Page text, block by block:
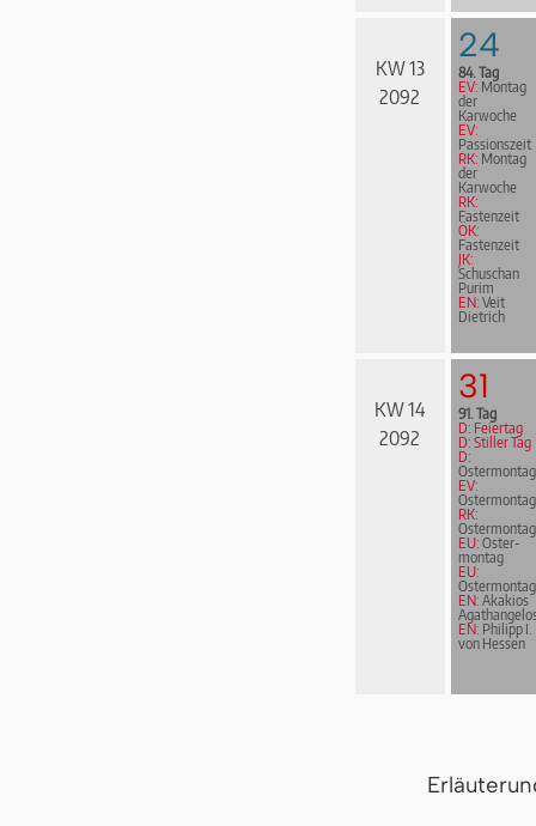
KW 13
2092
24
84. Tag
EV: Montag
der
Karwoche
EV:
Passionszeit
RK: Montag
der
Karwoche
RK:
Fastenzeit
ÖK:
Fastenzeit
JK:
Schuschan
Purim
EN: Veit
Dietrich
KW 14
2092
31
91. Tag
D: Feiertag
D: Stiller Tag
D:
Ostermontag
EV:
Ostermontag
RK:
Ostermontag
EU: Oster­
mon­tag
EU:
Ostermontag
EN: Akakios
EN: Philipp I.
von Hessen